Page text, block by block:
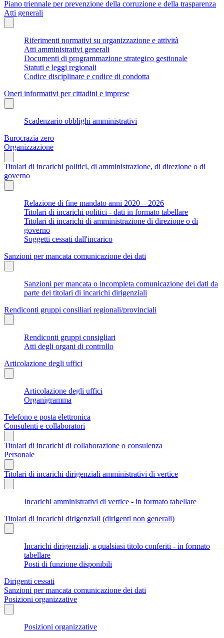
Piano triennale per prevenzione della corruzione e della trasparenza
Atti generali
Riferimenti normativi su organizzazione e attività
Atti amministrativi generali
Documenti di programmazione strategico gestionale
Statuti e leggi regionali
Codice disciplinare e codice di condotta
Oneri informativi per cittadini e imprese
Scadenzario obblighi amministrativi
Burocrazia zero
Organizzazione
Titolari di incarichi politici, di amministrazione, di direzione o di
governo
Relazione di fine mandato anni 2020 – 2026
Titolari di incarichi politici - dati in formato tabellare
Titolari di incarichi di amministrazione di direzione o di
governo
Soggetti cessati dall'incarico
Sanzioni per mancata comunicazione dei dati
Sanzioni per mancata o incompleta comunicazione dei dati da
parte dei titolari di incarichi dirigenziali
Rendiconti gruppi consiliari regionali/provinciali
Rendiconti gruppi consigliari
Atti degli organi di controllo
Articolazione degli uffici
Articolazione degli uffici
Organigramma
Telefono e posta elettronica
Consulenti e collaboratori
Titolari di incarichi di collaborazione o consulenza
Personale
Titolari di incarichi dirigenziali amministrativi di vertice
Incarichi amministrativi di vertice - in formato tabellare
Titolari di incarichi dirigenziali (dirigenti non generali)
Incarichi dirigenziali, a qualsiasi titolo conferiti - in formato
tabellare
Posti di funzione disponibili
Dirigenti cessati
Sanzioni per mancata comunicazione dei dati
Posizioni organizzative
Posizioni organizzative